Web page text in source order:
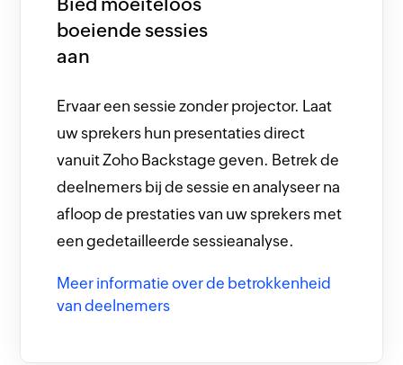
Bied moeiteloos
boeiende sessies
aan
Ervaar een sessie zonder projector. Laat
uw sprekers hun presentaties direct
vanuit Zoho Backstage geven. Betrek de
deelnemers bij de sessie en analyseer na
afloop de prestaties van uw sprekers met
een gedetailleerde sessieanalyse.
Meer informatie over de betrokkenheid
van deelnemers